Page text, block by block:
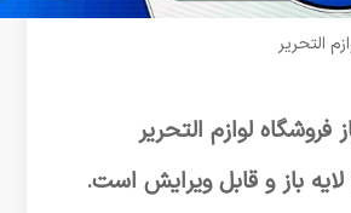
فروشگاه لوازم التحریر
باز و قابل ویرایش است.